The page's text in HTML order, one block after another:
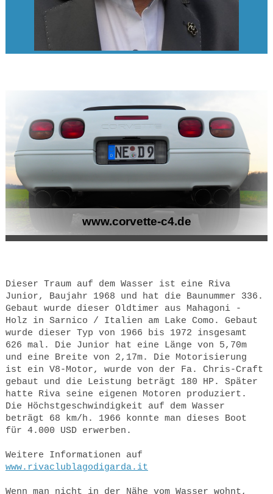
www.corvette-c4.de
Dieser Traum auf dem Wasser ist eine Riva
Junior, Baujahr 1968 und hat die Baunummer 336.
Gebaut wurde dieser Oldtimer aus Mahagoni -
Holz in Sarnico / Italien am Lake Como. Gebaut
wurde dieser Typ von 1966 bis 1972 insgesamt
626 mal. Die Junior hat eine Länge von 5,70m
und eine Breite von 2,17m. Die Motorisierung
ist ein V8-Motor, wurde von der Fa. Chris-Craft
gebaut und die Leistung beträgt 180 HP. Später
hatte Riva seine eigenen Motoren produziert.
Die Höchstgeschwindigkeit auf dem Wasser
beträgt 68 km/h. 1966 konnte man dieses Boot
für 4.000 USD erwerben.
Weitere Informationen auf
www.rivaclublagodigarda.it
Wenn man nicht in der Nähe vom Wasser wohnt,